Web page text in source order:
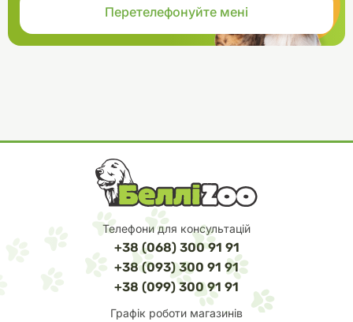
Телефони для консультацій
+38 (068) 300 91 91
+38 (093) 300 91 91
+38 (099) 300 91 91
Графік роботи магазинів